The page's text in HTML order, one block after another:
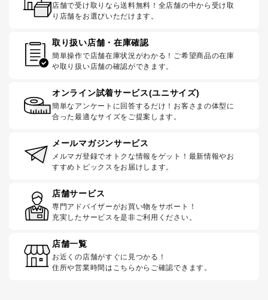
店舗で受け取りなら送料無料！全店舗の中から受け取
り店舗をお選びいただけます。
取り扱い店舗・在庫確認
簡単操作で店舗在庫状況がわかる！ご希望商品の在庫
や取り扱い店舗の確認ができます。
オンライン試着サービス(ユニサイズ)
簡単なアンケートに回答するだけ！お客さまの体型に
合った最適なサイズをご提案します。
メールマガジンサービス
メルマガ登録でオトクな情報をゲット！最新情報やお
すすめトピックスをお届けします。
店舗サービス
専門アドバイザーがお買い物をサポート！
充実したサービスを是非ご利用ください。
店舗一覧
お近くの店舗がすぐに見つかる！
住所や営業時間はこちらからご確認できます。